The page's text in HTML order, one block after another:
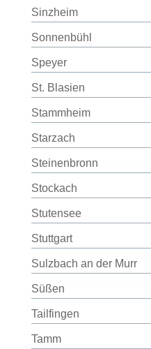
Sinzheim
Sonnenbühl
Speyer
St. Blasien
Stammheim
Starzach
Steinenbronn
Stockach
Stutensee
Stuttgart
Sulzbach an der Murr
Süßen
Tailfingen
Tamm